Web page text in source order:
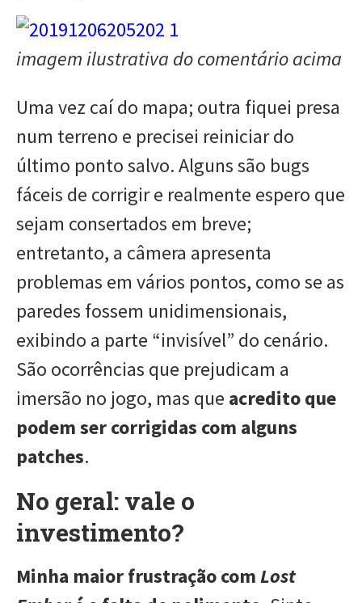
imagem ilustrativa do comentário acima
Uma vez caí do mapa; outra fiquei presa
num terreno e precisei reiniciar do
último ponto salvo. Alguns são bugs
fáceis de corrigir e realmente espero que
sejam consertados em breve;
entretanto, a câmera apresenta
problemas em vários pontos, como se as
paredes fossem unidimensionais,
exibindo a parte “invisível” do cenário.
São ocorrências que prejudicam a
imersão no jogo, mas que acredito que
podem ser corrigidas com alguns
patches.
No geral: vale o
investimento?
Minha maior frustração comLost